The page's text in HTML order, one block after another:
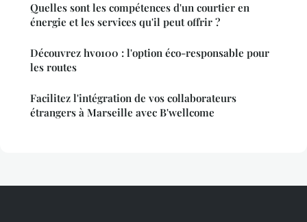
Quelles sont les compétences d'un courtier en
énergie et les services qu'il peut offrir ?
Découvrez hvo100 : l'option éco-responsable pour
les routes
Facilitez l'intégration de vos collaborateurs
étrangers à Marseille avec B'wellcome